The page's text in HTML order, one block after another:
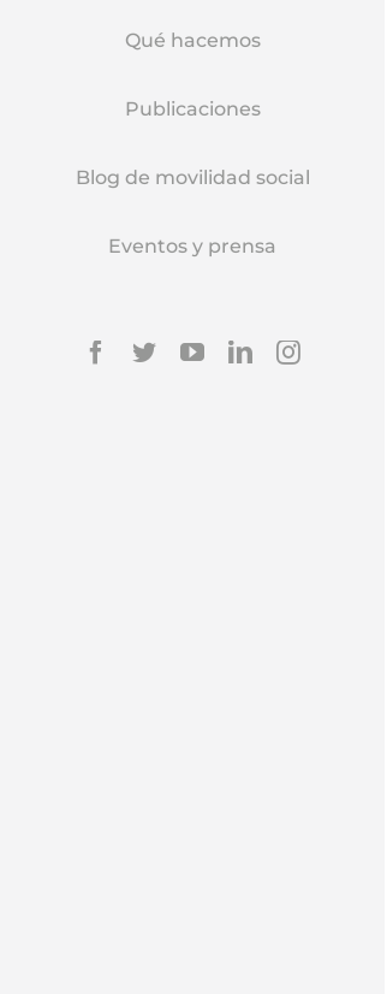
Qué hacemos
Publicaciones
Blog de movilidad social
Eventos y prensa
Facebook
TwitterYouTubeLinkedinInstagram